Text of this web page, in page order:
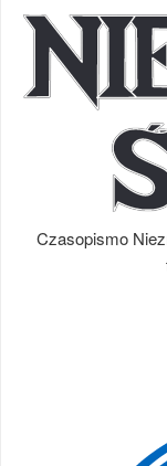
Czasopismo